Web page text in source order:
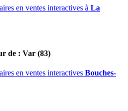
en ventes interactives à La
de : Var (83)
en ventes interactives Bouches-